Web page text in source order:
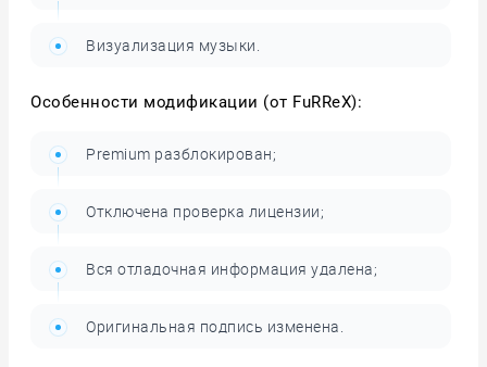
Визуализация музыки.
Особенности модификации (от FuRReX):
Premium разблокирован;
Отключена проверка лицензии;
Вся отладочная информация удалена;
Оригинальная подпись изменена.